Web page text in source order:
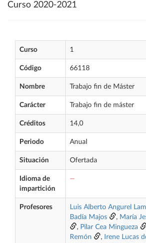
Curso 2020-2021
Curso 1
Código 66118
Nombre Trabajo fin de Máster
Carácter Trabajo fin de máster
Créditos 14,0
Periodo Anual
Situación Ofertada
Idioma de
impartición
—
Profesores Luis Alberto Angurel
Badía Majos
, María
, Pilar Cea Mingueza
Remón
, Irene Lucas